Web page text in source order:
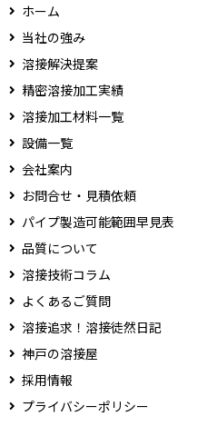
ホーム
当社の強み
溶接解決提案
精密溶接加工実績
溶接加工材料一覧
設備一覧
会社案内
お問合せ・見積依頼
パイプ製造可能範囲早見表
品質について
溶接技術コラム
よくあるご質問
溶接追求！溶接徒然日記
神戸の溶接屋
採用情報
プライバシーポリシー